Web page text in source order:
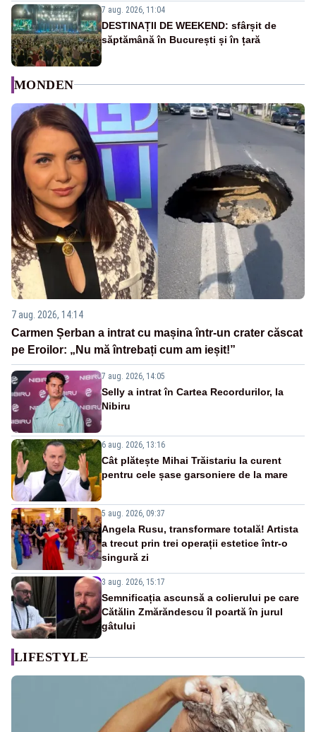
7 aug. 2026, 11:04
DESTINAȚII DE WEEKEND: sfârșit de
săptămână în București și în țară
MONDEN
7 aug. 2026, 14:14
Carmen Șerban a intrat cu mașina într-un crater căscat
pe Eroilor: „Nu mă întrebați cum am ieșit!”
7 aug. 2026, 14:05
Selly a intrat în Cartea Recordurilor, la
Nibiru
6 aug. 2026, 13:16
Cât plătește Mihai Trăistariu la curent
pentru cele șase garsoniere de la mare
5 aug. 2026, 09:37
Angela Rusu, transformare totală! Artista
a trecut prin trei operații estetice într-o
singură zi
3 aug. 2026, 15:17
Semnificația ascunsă a colierului pe care
Cătălin Zmărăndescu îl poartă în jurul
gâtului
LIFESTYLE